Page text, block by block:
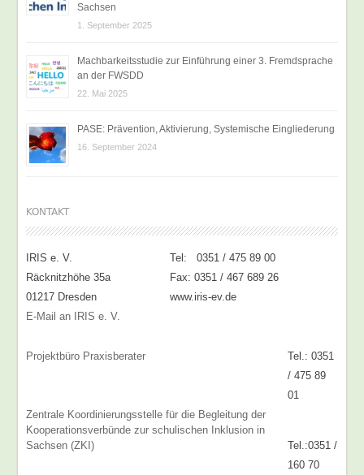
Sachsen
1. September 2025
Machbarkeitsstudie zur Einführung einer 3. Fremdsprache
an der FWSDD
22. Mai 2025
PASE: Prävention, Aktivierung, Systemische Eingliederung
16. September 2024
KONTAKT
IRIS e. V.
Tel: 0351 / 475 89 00
Räcknitzhöhe 35a
Fax: 0351 / 467 689 26
01217 Dresden
www.iris-ev.de
E-Mail an IRIS e. V.
Projektbüro Praxisberater
Tel.: 0351
/ 475 89
01
Zentrale Koordinierungsstelle für die Begleitung der
Kooperationsverbünde zur schulischen Inklusion in
Sachsen (ZKI)
Tel.:0351 /
160 70